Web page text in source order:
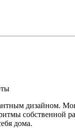
дизайном.
собственной
дома.